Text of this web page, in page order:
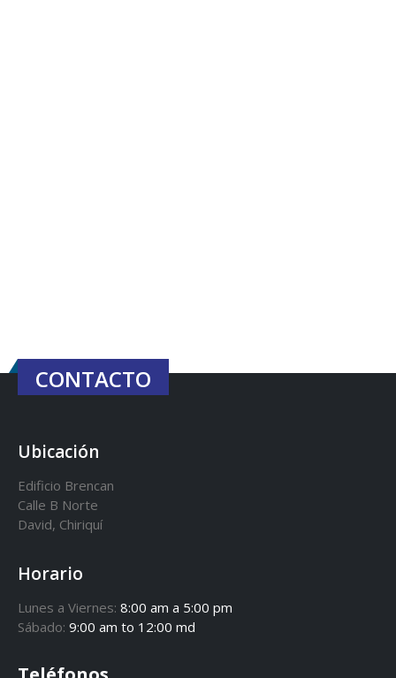
CONTACTO
Ubicación
Edificio Brencan
Calle B Norte
David, Chiriquí
Horario
Lunes a Viernes: 8:00 am a 5:00 pm
Sábado: 9:00 am to 12:00 md